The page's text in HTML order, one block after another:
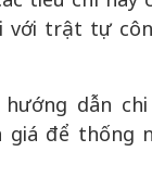
với trật tự
dẫn
giá để thống